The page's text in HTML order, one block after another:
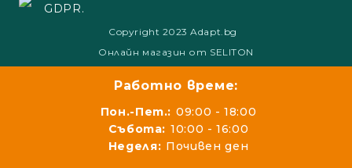
GDPR.
Copyright 2023 Adapt.bg
Онлайн магазин от SELITON
Работно време:
Пон.-Пет.: 09:00 - 18:00
Събота: 10:00 - 16:00
Неделя: Почивен ден